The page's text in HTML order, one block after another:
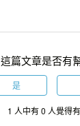
這篇文章是否有
是
1 人中有 0 人覺得